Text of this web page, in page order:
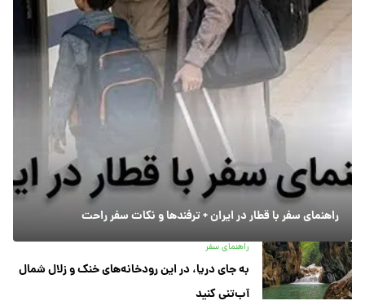
راهنمای سفر با قطار در ایران + ترفندها و نکات سفر راحت
راهنمای سفر
به جای دریا، در این رودخانه‌های خنک و زلال شمال
آب‌تنی کنید